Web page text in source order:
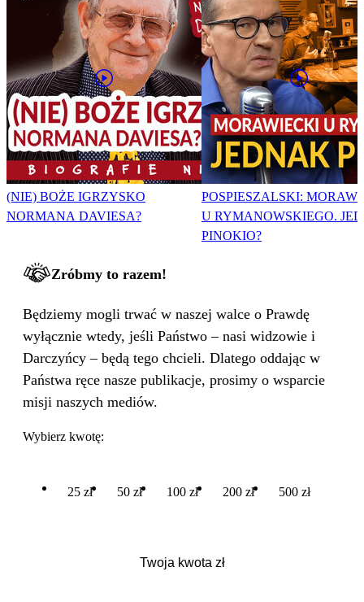
(NIE) BOŻE IGRZYSKO
NORMANA DAVIESA?
POSPIESZALSKI:
U RYMANOWSKIEGO.
PINOKIO?
Zróbmy to razem!
Będziemy mogli trwać w naszej walce o Prawdę
wyłącznie wtedy, jeśli Państwo – nasi widzowie i
Darczyńcy – będą tego chcieli. Dlatego oddając w
Państwa ręce nasze publikacje, prosimy o wsparcie
misji naszych mediów.
Wybierz kwotę:
25 zł 50 zł 100 zł 200 zł 500 zł